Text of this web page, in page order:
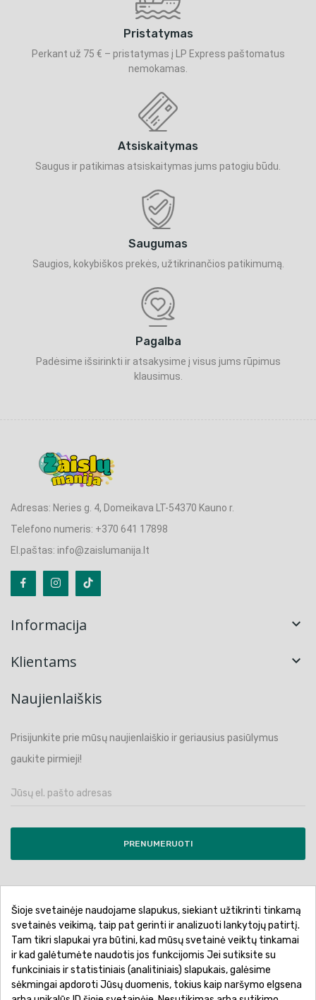
Pristatymas
Perkant už 75 € – pristatymas į LP Express paštomatus
nemokamas.
Atsiskaitymas
Saugus ir patikimas atsiskaitymas jums patogiu būdu.
Saugumas
Saugios, kokybiškos prekės, užtikrinančios patikimumą.
Pagalba
Padėsime išsirinkti ir atsakysime į visus jums rūpimus
klausimus.
Adresas: Neries g. 4, Domeikava LT-54370 Kauno r.
Telefono numeris: +370 641 17898
El.paštas: info@zaislumanija.lt
Informacija 
Klientams 
Naujienlaiškis
Prisijunkite prie mūsų naujienlaiškio ir geriausius pasiūlymus
gaukite pirmieji!
PRENUMERUOTI
Pirkimo sąlygos ir taisyklės
Privatumo politika
Garantinis aptarnavimas
Prekių pristatymas
Prekių grąžinimas
Atsiskaitymo būdai
Šioje svetainėje naudojame slapukus, siekiant užtikrinti tinkamą
svetainės veikimą, taip pat gerinti ir analizuoti lankytojų patirtį.
Tam tikri slapukai yra būtini, kad mūsų svetainė veiktų tinkamai
ir kad galėtumėte naudotis jos funkcijomis Jei sutiksite su
funkciniais ir statistiniais (analitiniais) slapukais, galėsime
sėkmingai apdoroti Jūsų duomenis, tokius kaip naršymo elgsena